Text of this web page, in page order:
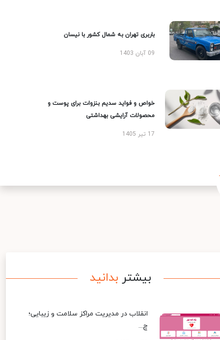
باربری تهران به شمال کشور با نیسان
09 آبان 1403
خواص و فواید سدیم بنزوات برای پوست و
محصولات آرایشی بهداشتی
17 تیر 1405
بیشتر بدانید
انقلاب در مدیریت مراکز سلامت و زیبایی؛
چ...